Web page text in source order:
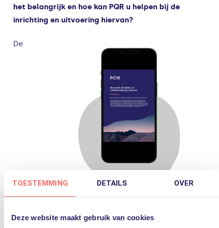
TOESTEMMING DETAILS OVER
Deze website maakt gebruik van cookies
het belangrijk en hoe kan PQR u helpen bij de
inrichting en uitvoering hiervan?
De
flyer: